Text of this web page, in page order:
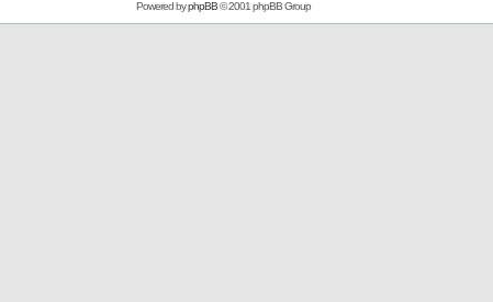
Powered byphpBB© 2001 phpBB Group